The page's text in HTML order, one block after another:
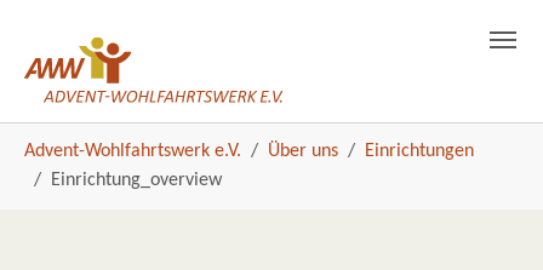
Advent-Wohlfahrtswerk e.V.
Über uns
Einrichtungen
Einrichtung_overview